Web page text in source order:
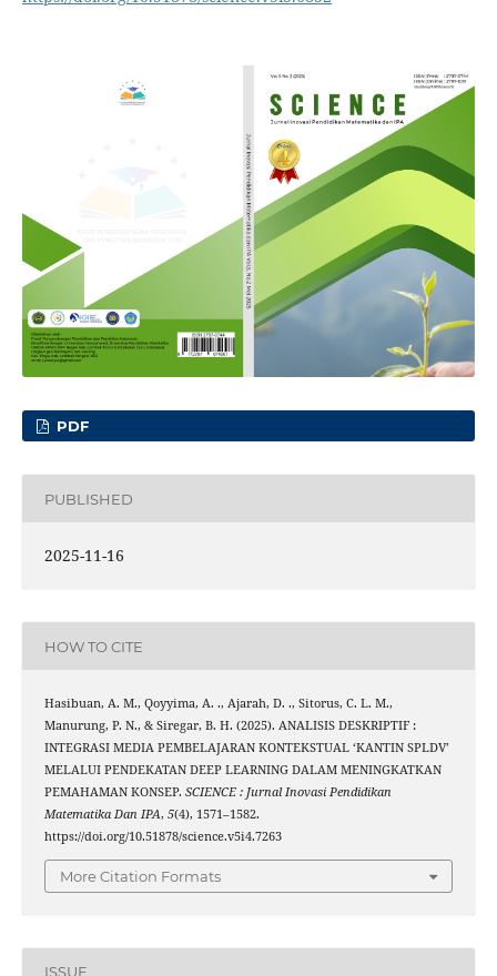
PDF
PUBLISHED
2025-11-16
HOW TO CITE
Hasibuan, A. M., Qoyyima, A. ., Ajarah, D. ., Sitorus, C. L. M.,
Manurung, P. N., & Siregar, B. H. (2025). ANALISIS DESKRIPTIF :
INTEGRASI MEDIA PEMBELAJARAN KONTEKSTUAL ‘KANTIN SPLDV’
MELALUI PENDEKATAN DEEP LEARNING DALAM MENINGKATKAN
PEMAHAMAN KONSEP. SCIENCE : Jurnal Inovasi Pendidikan
Matematika Dan IPA, 5(4), 1571–1582.
https://doi.org/10.51878/science.v5i4.7263
More Citation Formats
ISSUE